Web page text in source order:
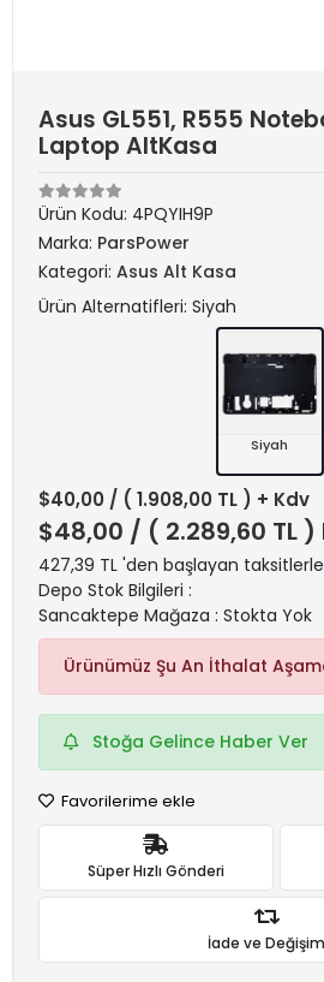
Asus GL551, R555
Laptop AltKasa
Ürün Kodu: 4PQYIH9P
Marka: ParsPower
Kategori: Asus Alt Kasa
Ürün Alternatifleri: Siyah
Siyah
$40,00 / ( 1.908,00 TL ) + Kdv
$48,00 / ( 2.289,60 TL
427,39 TL 'den başlayan taksitlerle
Depo Stok Bilgileri :
Sancaktepe Mağaza : Stokta Yok
Ürünümüz Şu An İthalat
Stoğa Gelince Haber Ver
Favorilerime ekle
Süper Hızlı Gönderi
İade ve Değişim